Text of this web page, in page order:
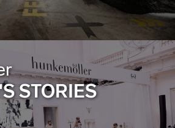
STORIES